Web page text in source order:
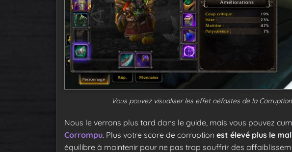
Vous pouvez visualiser les effet néfastes de la
Nous le verrons plus tard dans le guide, mais vous pouvez
Corrompu. Plus votre score de corruption est élevé plus le
équilibre à maintenir pour ne pas trop souffrir des